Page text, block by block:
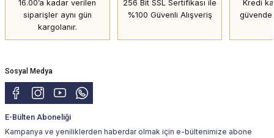
16.00’a kadar verilen
siparişler aynı gün
kargolanır.
256 Bit SSL Sertifikası ile
%100 Güvenli Alışveriş
Kredi
güvende
Sosyal Medya
E-Bülten Aboneliği
Kampanya ve yeniliklerden haberdar olmak için e-bültenimize abone